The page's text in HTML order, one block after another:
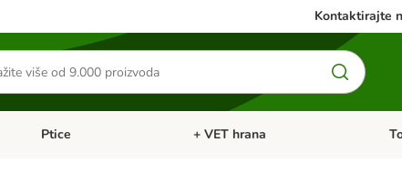
Kontaktirajte
Pregled kategorija: Male životinje
Ptice Pregled kategorija: Ptice
+ VET hrana